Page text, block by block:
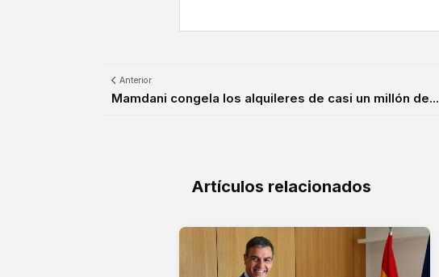
Anterior
Mamdani congela los alquileres de casi un millón de...
Artículos relacionados